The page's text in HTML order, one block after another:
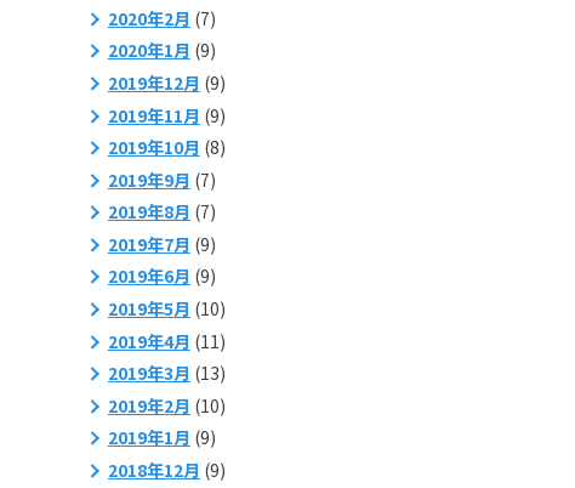
2020年2月 (7)
2020年1月 (9)
2019年12月 (9)
2019年11月 (9)
2019年10月 (8)
2019年9月 (7)
2019年8月 (7)
2019年7月 (9)
2019年6月 (9)
2019年5月 (10)
2019年4月 (11)
2019年3月 (13)
2019年2月 (10)
2019年1月 (9)
2018年12月 (9)